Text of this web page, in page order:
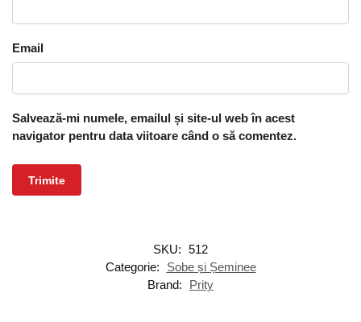
Email
Salvează-mi numele, emailul și site-ul web în acest
navigator pentru data viitoare când o să comentez.
SKU: 512
Categorie:
Sobe și Șeminee
Brand:
Prity